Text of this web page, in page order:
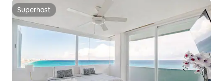
Superhost
Superhost